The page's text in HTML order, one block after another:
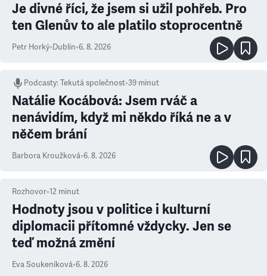
Je divné říci, že jsem si užil pohřeb. Pro
ten Glenův to ale platilo stoprocentně
Petr Horký•Dublin•6. 8. 2026
Podcasty:Tekutá společnost•39 minut
Natálie Kocábová: Jsem rváč a
nenávidím, když mi někdo říká ne a v
něčem brání
Barbora Kroužková•6. 8. 2026
Rozhovor•12 minut
Hodnoty jsou v politice i kulturní
diplomacii přítomné vždycky. Jen se
teď možná změní
Eva Soukeníková•6. 8. 2026